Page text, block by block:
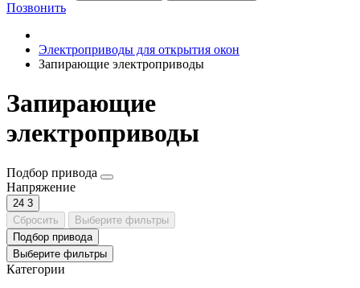
Позвонить
Электроприводы для открытия окон
Запирающие электроприводы
Запирающие
электроприводы
Подбор привода
Напряжение
24 3
Сбросить
Выберите фильтры
Подбор привода
Выберите фильтры
Категории